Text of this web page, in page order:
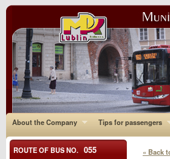
About the Company Tips for passengers
« Back
ROUTE OF BUS NO. 055